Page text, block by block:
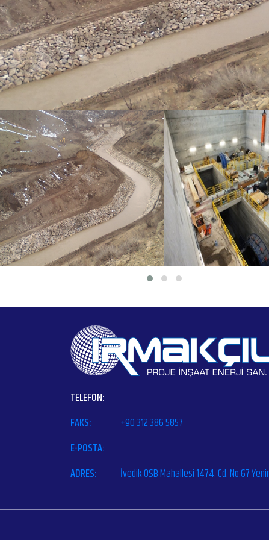
TELEFON:
FAKS:
+90 312 386 5857
E-POSTA:
ADRES:
İvedik OSB Mahallesi 1474. Cd. No:67